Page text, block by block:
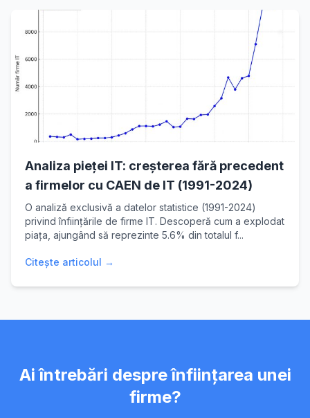
Analiza pieței IT: creșterea fără precedent
a firmelor cu CAEN de IT (1991-2024)
O analiză exclusivă a datelor statistice (1991-2024)
privind înființările de firme IT. Descoperă cum a explodat
piața, ajungând să reprezinte 5.6% din totalul f...
Citește articolul →
Ai întrebări despre înființarea unei
firme?